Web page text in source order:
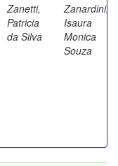
Zanetti,
Patricia
da Silva
Zanardini,
Isaura
Monica
Souza